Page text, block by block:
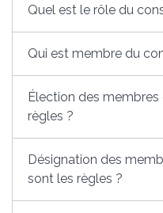
Quel est le rôle du
Qui est membre du
Élection des membres
règles ?
Désignation des
sont les règles ?